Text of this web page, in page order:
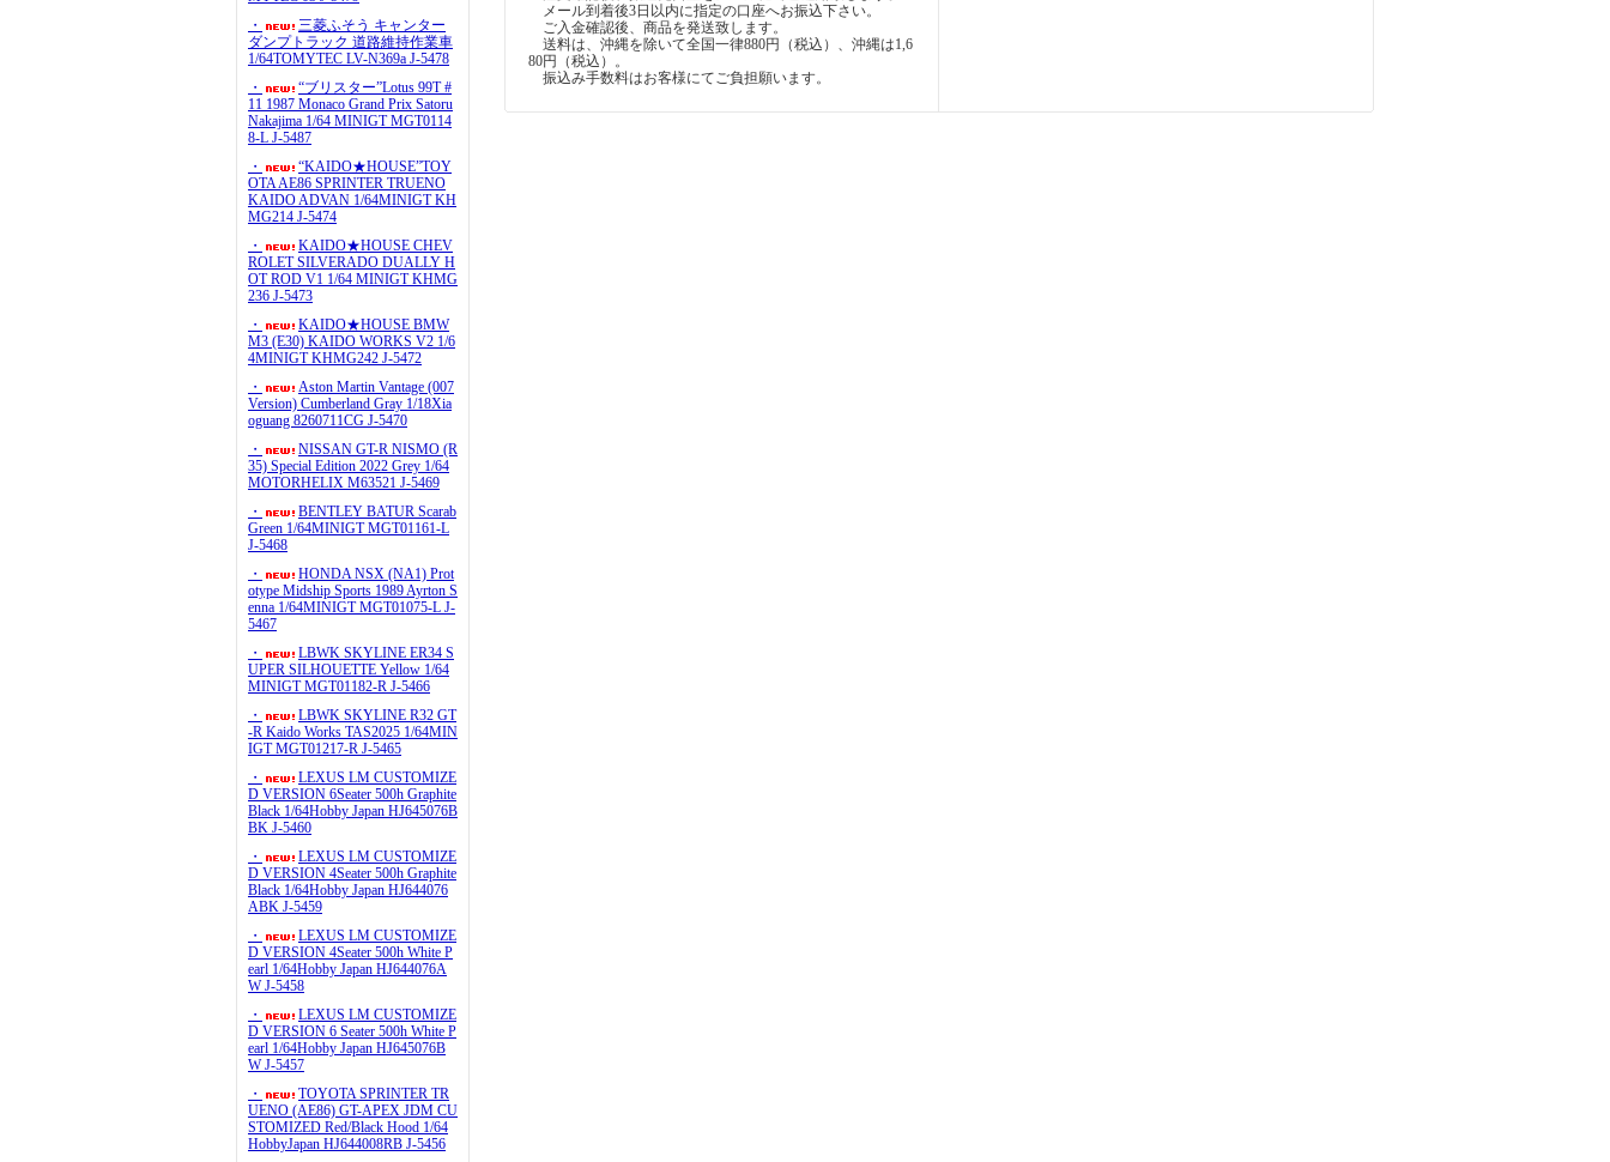
・
三菱ふそう キャンター
ダンプトラック 道路維持作業車
1/64TOMYTEC LV-N369a J-5478
・
“ブリスター”Lotus 99T #
11 1987 Monaco Grand Prix Satoru
Nakajima 1/64 MINIGT MGT0114
8-L J-5487
・
“KAIDO★HOUSE”TOY
OTA AE86 SPRINTER TRUENO
KAIDO ADVAN 1/64MINIGT KH
MG214 J-5474
・
KAIDO★HOUSE CHEV
ROLET SILVERADO DUALLY H
OT ROD V1 1/64 MINIGT KHMG
236 J-5473
・
KAIDO★HOUSE BMW
M3 (E30) KAIDO WORKS V2 1/6
4MINIGT KHMG242 J-5472
・
Aston Martin Vantage (007
Version) Cumberland Gray 1/18Xia
oguang 8260711CG J-5470
・
NISSAN GT-R NISMO (R
35) Special Edition 2022 Grey 1/64
MOTORHELIX M63521 J-5469
・
BENTLEY BATUR Scarab
Green 1/64MINIGT MGT01161-L
J-5468
・
HONDA NSX (NA1) Prot
otype Midship Sports 1989 Ayrton S
enna 1/64MINIGT MGT01075-L J-
5467
・
LBWK SKYLINE ER34 S
UPER SILHOUETTE Yellow 1/64
MINIGT MGT01182-R J-5466
・
LBWK SKYLINE R32 GT
-R Kaido Works TAS2025 1/64MIN
IGT MGT01217-R J-5465
・
LEXUS LM CUSTOMIZE
D VERSION 6Seater 500h Graphite
Black 1/64Hobby Japan HJ645076B
BK J-5460
・
LEXUS LM CUSTOMIZE
D VERSION 4Seater 500h Graphite
Black 1/64Hobby Japan HJ644076
ABK J-5459
・
LEXUS LM CUSTOMIZE
D VERSION 4Seater 500h White P
earl 1/64Hobby Japan HJ644076A
W J-5458
・
LEXUS LM CUSTOMIZE
D VERSION 6 Seater 500h White P
earl 1/64Hobby Japan HJ645076B
W J-5457
・
TOYOTA SPRINTER TR
UENO (AE86) GT-APEX JDM CU
STOMIZED Red/Black Hood 1/64
HobbyJapan HJ644008RB J-5456
メール到着後3日以内に指定の口座へお振込下さい。
ご入金確認後、商品を発送致します。
送料は、沖縄を除いて全国一律880円（税込）、沖縄は1,6
80円（税込）。
振込み手数料はお客様にてご負担願います。